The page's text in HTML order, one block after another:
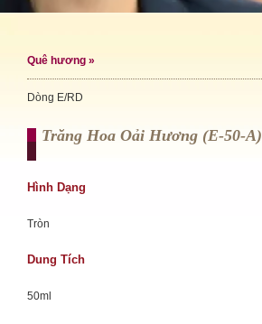
Quê hương »
Dòng E/RD
Trăng Hoa Oải Hương (e-50-A)
Hình Dạng
Tròn
Dung Tích
50ml